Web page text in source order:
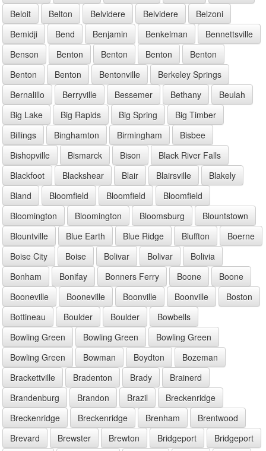
Beloit
Belton Belvidere Belvidere
Belzoni
Bemidji
Bend Benjamin Benkelman
Bennettsville
Benson
Benton Benton Benton
Benton
Benton
Benton Bentonville
Berkeley Springs
Bernalillo
Berryville Bessemer Bethany
Beulah
Big Lake
Big Rapids Big Spring
Big Timber
Billings
Binghamton Birmingham
Bisbee
Bishopville
Bismarck Bison
Black River Falls
Blackfoot
Blackshear Blair Blairsville
Blakely
Bland
Bloomfield Bloomfield
Bloomfield
Bloomington
Bloomington Bloomsburg
Blountstown
Blountville
Blue Earth Blue Ridge Bluffton
Boerne
Boise City
Boise Bolivar Bolivar
Bolivia
Bonham
Bonifay Bonners Ferry Boone
Boone
Booneville
Booneville Boonville Boonville
Boston
Bottineau
Boulder Boulder
Bowbells
Bowling Green
Bowling Green
Bowling Green
Bowling Green
Bowman Boydton
Bozeman
Brackettville
Bradenton Brady
Brainerd
Brandenburg
Brandon Brazil
Breckenridge
Breckenridge
Breckenridge Brenham
Brentwood
Brevard
Brewster Brewton Bridgeport
Bridgeport